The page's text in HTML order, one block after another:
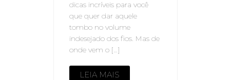
dicas incríveis para você
que quer dar aquele
tombo no volume
indesejado dos fios. Mas de
onde vem o […]
LEIA MAIS